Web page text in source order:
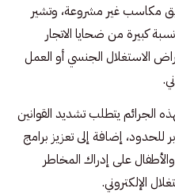
مكاسب غير مشروعة، وتشير
كبيرة من ضحايا الاتجار
الاستغلال الجنسي أو العمل
الجرائم يتطلب تشديد القوانين
للحدود، إضافة إلى تعزيز برامج
على إدراك المخاطر
الإلكتروني.